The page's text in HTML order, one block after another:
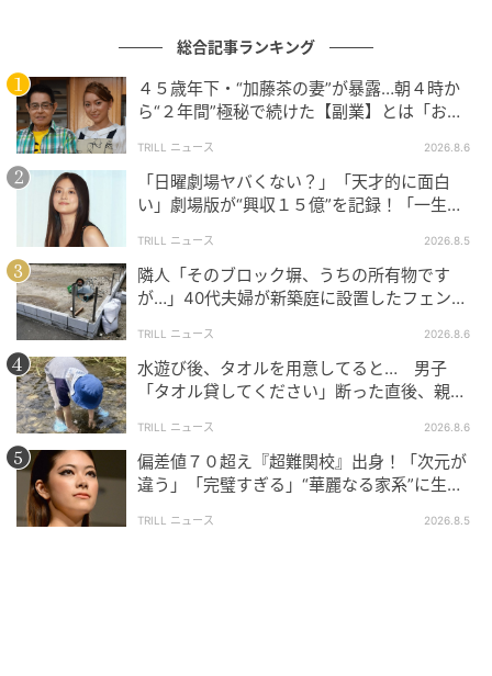
聞いたところ、「大変よくなった」「少しよくなっ
た」と答えた人が49.9％もいたそうです。「変わらな
い」が46.5％、「少し悪くなった」が3.1％、「大変悪
くなった」と答えた人はわずか4%以下という結果でし
た。
インターバル速歩で、なぜ膝関節痛が改善するのか？
そのメカニズムはまだ詳細はわかっていませんが、関
節を支える筋肉や腱などが鍛えられたので、膝関節へ
の負担が減った、姿勢を正して大股で歩くことで、関
節同士の接触面が変わり、痛みを感じにくくなった、
などが考えられます。
とはいえ、ムリは禁物。インターバル速歩は早歩き3分
＋ゆっくり歩き3分が基本ですが、自分の膝の状態を確
認しながら、早歩きを2分にするなど、自分で早歩きの
時間や速さを調節してください。「膝の痛みが心配」
総合記事ランキング
４５歳年下・“加藤茶の妻”が暴露…朝４時か
ら“２年間”極秘で続けた【副業】とは「お金
TRILL ニュース 2026.8.6
「日曜劇場ヤバくない？」「天才的に面白
い」劇場版が“興収１５億”を記録！「一生言
TRILL ニュース 2026.8.5
隣人「そのブロック塀、うちの所有物です
が…」40代夫婦が新築庭に設置したフェン
TRILL ニュース 2026.8.6
水遊び後、タオルを用意してると… 男子
「タオル貸してください」断った直後、親が
TRILL ニュース 2026.8.6
偏差値７０超え『超難関校』出身！「次元が
違う」「完璧すぎる」“華麗なる家系”に生ま
TRILL ニュース 2026.8.5